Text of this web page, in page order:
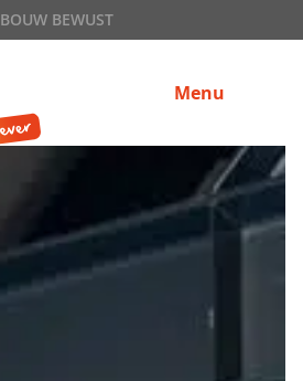
BOUW BEWUST
Menu